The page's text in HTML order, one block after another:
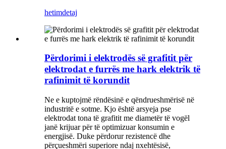
hetimdetaj
Përdorimi i elektrodës së grafitit për
elektrodat e furrës me hark elektrik të
rafinimit të korundit
Ne e kuptojmë rëndësinë e qëndrueshmërisë në
industritë e sotme. Kjo është arsyeja pse
elektrodat tona të grafitit me diametër të vogël
janë krijuar për të optimizuar konsumin e
energjisë. Duke përdorur rezistencë dhe
përçueshmëri superiore ndaj nxehtësisë,